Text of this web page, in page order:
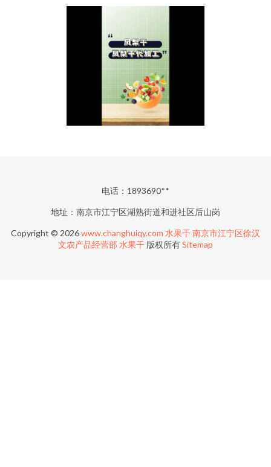
电话：1893690**
地址：南京市江宁区湖熟街道和进社区后山岗
Copyright © 2026www.changhuiqy.com 水果干南京市江宁区徐汉
文农产品经营部 水果干 版权所有Sitemap